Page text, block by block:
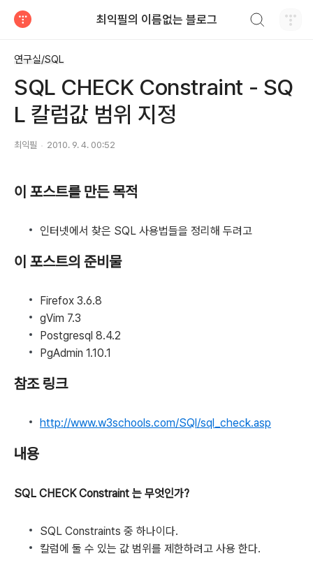
최익필의 이름없는 블로그
연구실/SQL
SQL CHECK Constraint - SQ
L 칼럼값 범위 지정
최익필 2010. 9. 4. 00:52
이 포스트를 만든 목적
인터넷에서 찾은 SQL 사용법들을 정리해 두려고
이 포스트의 준비물
Firefox 3.6.8
gVim 7.3
Postgresql 8.4.2
PgAdmin 1.10.1
참조 링크
http://www.w3schools.com/SQl/sql_check.asp
내용
SQL CHECK Constraint 는 무엇인가?
SQL Constraints 중 하나이다.
칼럼에 둘 수 있는 값 범위를 제한하려고 사용 한다.